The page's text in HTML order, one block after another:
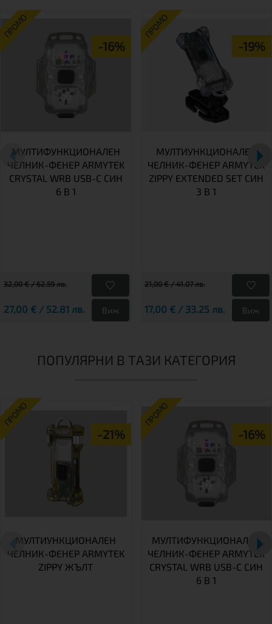
ПРОМО
-16%
МУЛТИФУНКЦИОНАЛЕН
ЧЕЛНИК-ФЕНЕР ARMYTEK
CRYSTAL WRB USB-C СИН
6 В 1
32,00 € / 62.59 лв.
27,00 € / 52.81 лв. Виж
ПРОМО
-19%
МУЛТИУНКЦИОНАЛЕН
ЧЕЛНИК-ФЕНЕР ARMYTEK
ZIPPY EXTENDED SET СИН
3 В 1
21,00 € / 41.07 лв.
17,00 € / 33.25 лв. Виж
ПОПУЛЯРНИ В ТАЗИ КАТЕГОРИЯ
ПРОМО
-21%
МУЛТИУНКЦИОНАЛЕН
ЧЕЛНИК-ФЕНЕР ARMYTEK
ZIPPY ЖЪЛТ
ПРОМО
-16%
МУЛТИФУНКЦИОНАЛЕН
ЧЕЛНИК-ФЕНЕР ARMYTEK
CRYSTAL WRB USB-C СИН
6 В 1